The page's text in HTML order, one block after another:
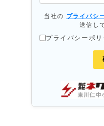
当社の プライバシ
送信し
プライバシーポ